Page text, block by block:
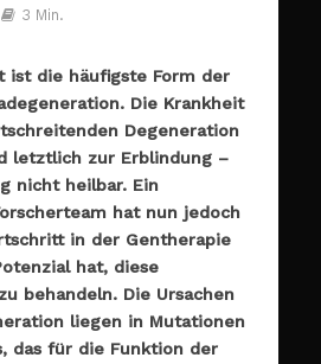
3 Min.
ist die häufigste Form der
Die Krankheit
Degeneration
letztlich zur Erblindung –
nicht heilbar. Ein
hat nun jedoch
in der Gentherapie
hat, diese
behandeln. Die Ursachen
liegen in Mutationen
das für die Funktion der